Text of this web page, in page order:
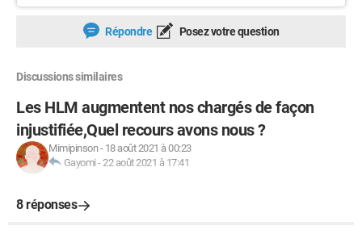
Répondre Posez votre question
Discussions similaires
Les HLM augmentent nos chargés de façon
injustifiée,Quel recours avons nous ?
Mimipinson- 18 août 2021 à 00:23
Gayomi -22 août 2021 à 17:41
8 réponses